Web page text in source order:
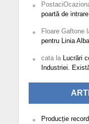
poartă de
Floare Gaftone
pentru Linia
catala Lucrări
Industriei.
Producție